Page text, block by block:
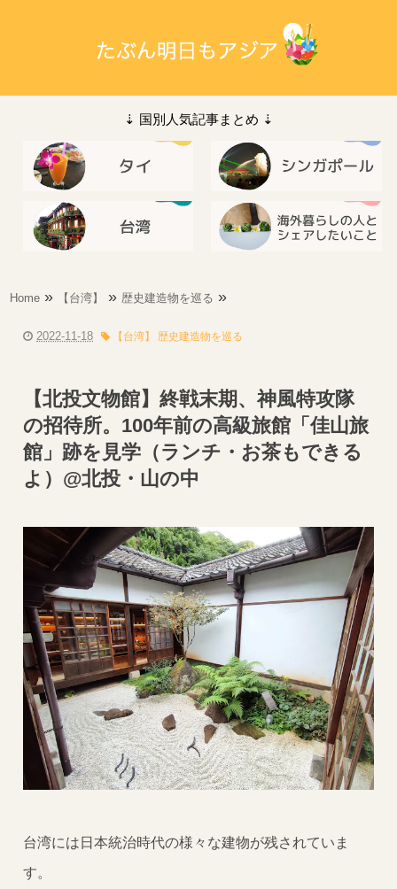
⇣ 国別人気記事まとめ ⇣
Home » 【台湾】 » 歴史建造物を巡る »
2022-11-18 【台湾】 歴史建造物を巡る
【北投文物館】終戦末期、神風特攻隊
の招待所。100年前の高級旅館「佳山旅
館」跡を見学（ランチ・お茶もできる
よ）@北投・山の中
台湾には日本統治時代の様々な建物が残されていま
す。